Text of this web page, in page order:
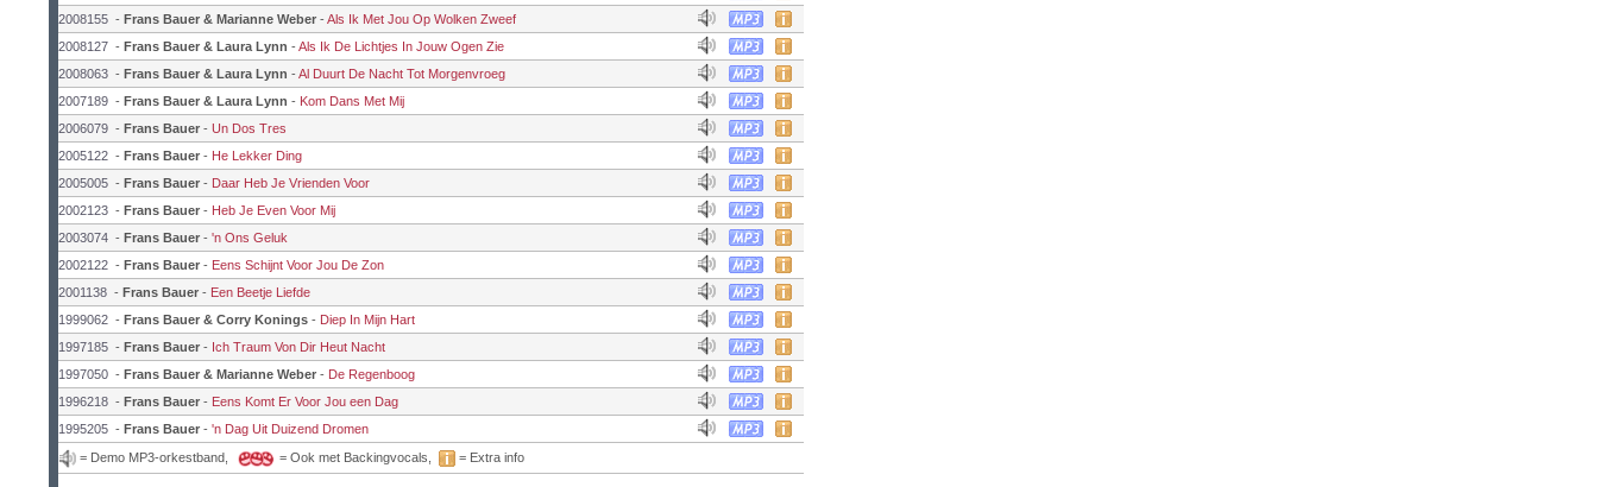
2008155 - Frans Bauer & Marianne Weber -Als Ik Met Jou Op Wolken Zweef
2008127 - Frans Bauer & Laura Lynn -Als Ik De Lichtjes In Jouw Ogen Zie
2008063 - Frans Bauer & Laura Lynn -Al Duurt De Nacht Tot Morgenvroeg
2007189 - Frans Bauer & Laura Lynn - Kom Dans Met Mij
2006079 - Frans Bauer - Un Dos Tres
2005122 - Frans Bauer - He Lekker Ding
2005005 - Frans Bauer - Daar Heb Je Vrienden Voor
2002123 - Frans Bauer - Heb Je Even Voor Mij
2003074 - Frans Bauer - 'n Ons Geluk
2002122 - Frans Bauer - Eens Schijnt Voor Jou De Zon
2001138 - Frans Bauer - Een Beetje Liefde
1999062 - Frans Bauer & Corry Konings - Diep In Mijn Hart
1997185 - Frans Bauer - Ich Traum Von Dir Heut Nacht
1997050 - Frans Bauer & Marianne Weber - De Regenboog
1996218 - Frans Bauer - Eens Komt Er Voor Jou een Dag
1995205 - Frans Bauer - 'n Dag Uit Duizend Dromen
= Demo MP3-orkestband,
= Ook met Backingvocals, = Extra info